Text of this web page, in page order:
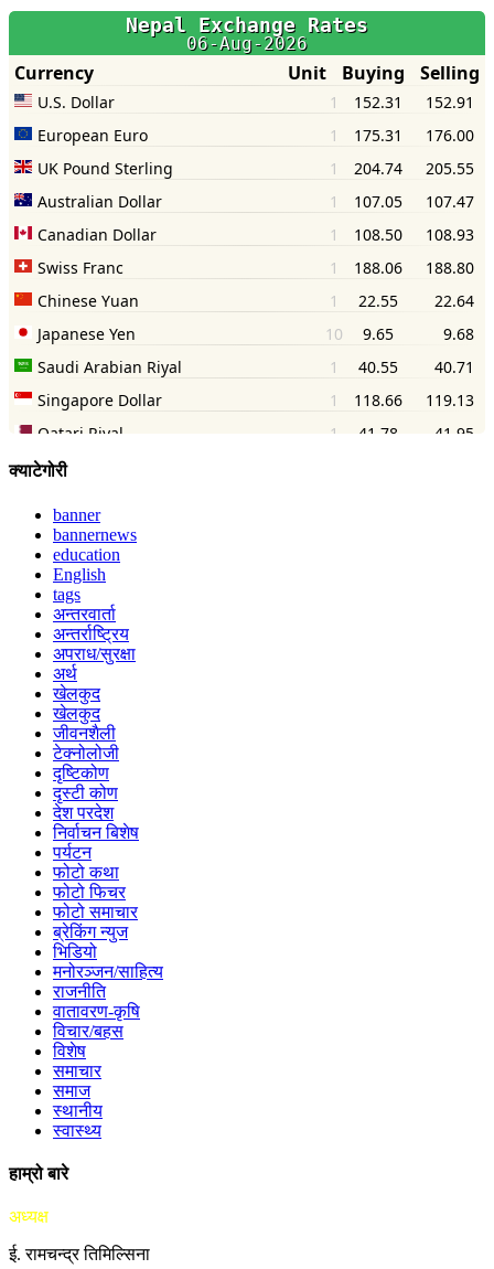
क्याटेगोरी
banner
bannernews
education
English
tags
अन्तरवार्ता
अन्तर्राष्ट्रिय
अपराध/सुरक्षा
अर्थ
खेलकुद
खेलकुद
जीवनशैली
टेक्नोलोजी
दृष्टिकोण
दृस्टी कोण
देश परदेश
निर्वाचन बिशेष
पर्यटन
फोटो कथा
फोटो फिचर
फोटो समाचार
ब्रेकिंग न्युज
भिडियो
मनोरञ्जन/साहित्य
राजनीति
वातावरण-कृषि
विचार/बहस
विशेष
समाचार
समाज
स्थानीय
स्वास्थ्य
हाम्रो बारे
अध्यक्ष
ई. रामचन्द्र तिमिल्सिना